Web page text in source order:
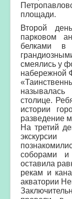
площади.
Второй
парковом
белками в
смеялись у
набережной
столице.
истории
разведение
На третий
соборами
оставила
рекам и
акватории